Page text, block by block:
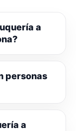
a
personas
a